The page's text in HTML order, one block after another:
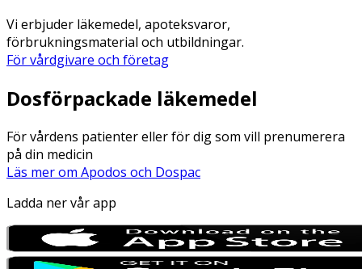
Vi erbjuder läkemedel, apoteksvaror,
förbrukningsmaterial och utbildningar.
För vårdgivare och företag
Dosförpackade läkemedel
För vårdens patienter eller för dig som vill prenumerera
på din medicin
Läs mer om Apodos och Dospac
Ladda ner vår app